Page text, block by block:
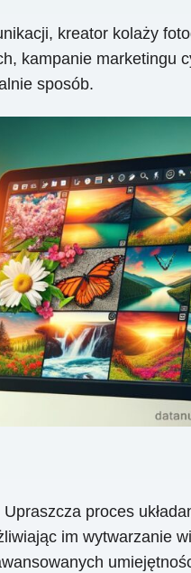
kreator kolaży
kampanie marketingu
sposób.
proces
im wytwarzanie